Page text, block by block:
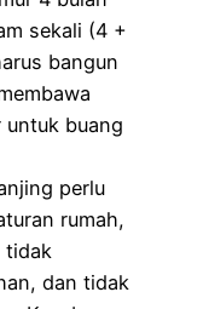
sekali (4 +
bangun
untuk buang
perlu
rumah,
tidak
dan tidak